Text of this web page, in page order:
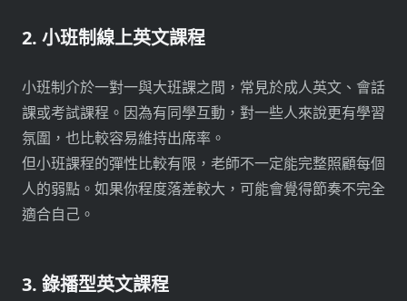
2. 小班制線上英文課程
小班制介於一對一與大班課之間，常見於成人英文、會話
課或考試課程。因為有同學互動，對一些人來說更有學習
氛圍，也比較容易維持出席率。
但小班課程的彈性比較有限，老師不一定能完整照顧每個
人的弱點。如果你程度落差較大，可能會覺得節奏不完全
適合自己。
3. 錄播型英文課程